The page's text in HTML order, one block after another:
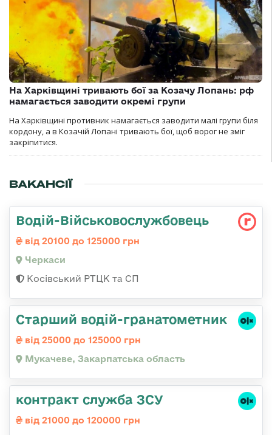
На Харківщині тривають бої за Козачу Лопань: рф
намагається заводити окремі групи
На Харківщині противник намагається заводити малі групи біля
кордону, а в Козачій Лопані тривають бої, щоб ворог не зміг
закріпитися.
ВАКАНСІЇ
Водій-Військовослужбовець
від 20100 до 125000 грн
Черкаси
Косівський РТЦК та СП
Старший водій-гранатометник
від 25000 до 125000 грн
Мукачеве, Закарпатська область
контракт служба ЗСУ
від 21000 до 120000 грн